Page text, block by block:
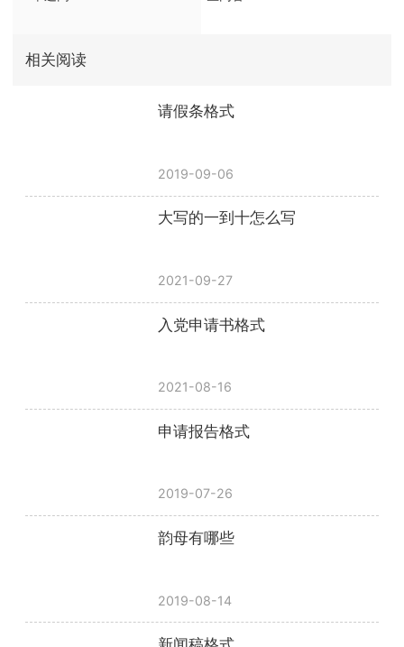
相关阅读
请假条格式
2019-09-06
大写的一到十怎么写
2021-09-27
入党申请书格式
2021-08-16
申请报告格式
2019-07-26
韵母有哪些
2019-08-14